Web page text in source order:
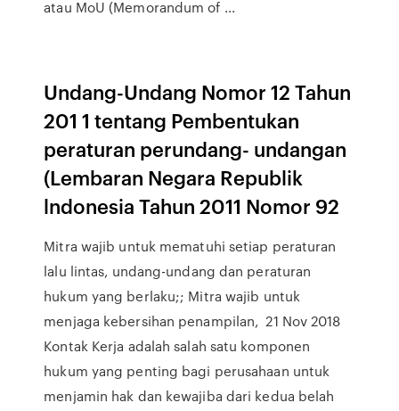
atau MoU (Memorandum of ...
Undang-Undang Nomor 12 Tahun
201 1 tentang Pembentukan
peraturan perundang- undangan
(Lembaran Negara Republik
lndonesia Tahun 2011 Nomor 92
Mitra wajib untuk mematuhi setiap peraturan
lalu lintas, undang-undang dan peraturan
hukum yang berlaku;; Mitra wajib untuk
menjaga kebersihan penampilan, 21 Nov 2018
Kontak Kerja adalah salah satu komponen
hukum yang penting bagi perusahaan untuk
menjamin hak dan kewajiba dari kedua belah